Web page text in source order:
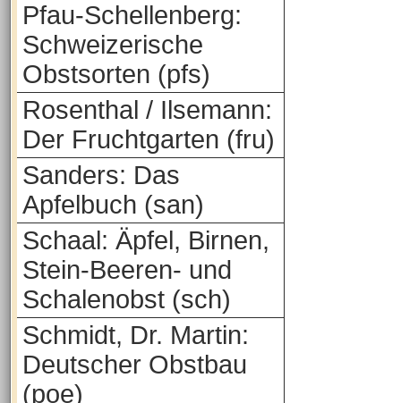
Pfau-Schellenberg:
Schweizerische
Obstsorten (pfs)
Rosenthal / Ilsemann:
Der Fruchtgarten (fru)
Sanders: Das
Apfelbuch (san)
Schaal: Äpfel, Birnen,
Stein-Beeren- und
Schalenobst (sch)
Schmidt, Dr. Martin:
Deutscher Obstbau
(poe)